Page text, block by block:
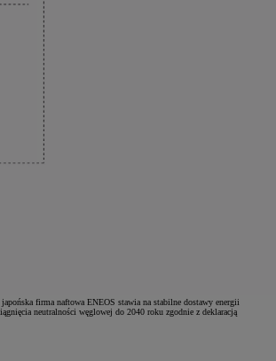
firma naftowa ENEOS stawia na stabilne dostawy energii
neutralności węglowej do 2040 roku zgodnie z deklaracją